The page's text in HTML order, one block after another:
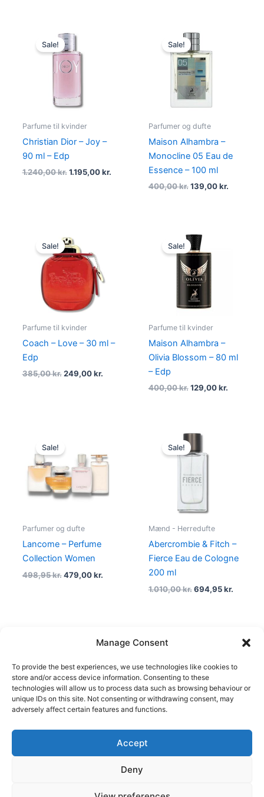
Manage Consent
To provide the best experiences, we use technologies like cookies to
store and/or access device information. Consenting to these
technologies will allow us to process data such as browsing behaviour or
unique IDs on this site. Not consenting or withdrawing consent, may
adversely affect certain features and functions.
Accept
Deny
Sale!
Parfume til kvinder
Christian Dior – Joy –
90 ml – Edp
1.240,00kr.
price
was:
1.240,00 kr..
1.195,00kr.
Sale!
Parfumer og dufte
Maison Alhambra –
Monocline 05 Eau de
Essence – 100 ml
400,00kr.
Original
price
was:
400,00 kr..
139,00kr.
Sale!
Parfume til kvinder
Coach – Love – 30 ml –
Edp
385,00kr.
price
was:
385,00 kr..
249,00kr.
Sale!
Parfume til kvinder
Maison Alhambra –
Olivia Blossom – 80 ml
– Edp
400,00kr.
price
was:
400,00 kr..
129,00kr.
Sale!
Parfumer og dufte
Lancome – Perfume
Collection Women
498,95kr.
was:
498,95 kr..
479,00kr.
is:
479,00 kr..
Sale!
Mænd - Herredufte
Abercrombie & Fitch –
Fierce Eau de Cologne
200 ml
1.010,00kr.
Original
was:
694,95kr.
4 5
105 106 107 →
Copyright © 2026
Shop